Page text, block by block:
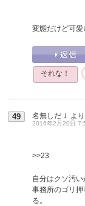
変態だけど可
それな！
49 名無しだＪ より
2016年2月20日
>>23
自分はクソ汚い
事務所のゴリ
る。